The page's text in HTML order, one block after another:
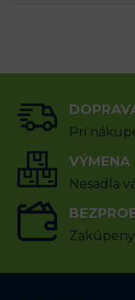
Pri
VÝMENA
Nesadla